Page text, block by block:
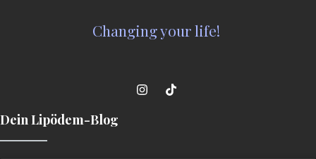
Changing your life!
Dein Lipödem-Blog